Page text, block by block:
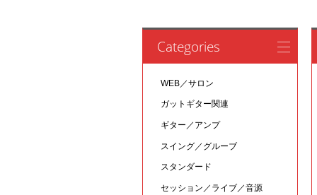
Categories
WEB／サロン
ガットギター関連
ギター／アンプ
スイング／グルーブ
スタンダード
セッション／ライブ／音源